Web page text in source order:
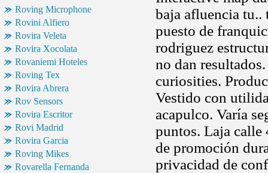
Roving Microphone
Rovini Alfiero
Rovira Veleta
Rovira Xocolata
Rovaniemi Hoteles
Roving Tex
Rovira Abrera
Rov Sensors
Rovira Escritor
Rovi Madrid
Rovira Garcia
Roving Mikes
Rovarella Fernanda
baja afluencia tu..
puesto de
rodriguez
no dan
curiosities.
Vestido con
acapulco. Varía
puntos. Laja calle
de promoción
privacidad de